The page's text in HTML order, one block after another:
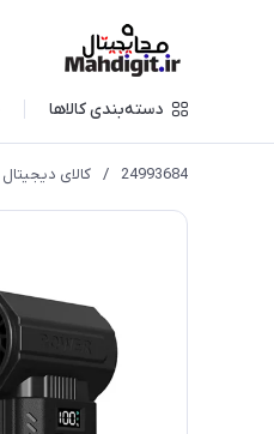
دسته‌بندی کالاها
24993684
/ کالای دیجیتال